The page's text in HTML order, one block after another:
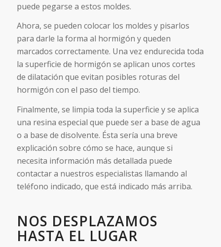
puede pegarse a estos moldes.
Ahora, se pueden colocar los moldes y pisarlos
para darle la forma al hormigón y queden
marcados correctamente. Una vez endurecida toda
la superficie de hormigón se aplican unos cortes
de dilatación que evitan posibles roturas del
hormigón con el paso del tiempo.
Finalmente, se limpia toda la superficie y se aplica
una resina especial que puede ser a base de agua
o a base de disolvente. Ésta sería una breve
explicación sobre cómo se hace, aunque si
necesita información más detallada puede
contactar a nuestros especialistas llamando al
teléfono indicado, que está indicado más arriba.
NOS DESPLAZAMOS
HASTA EL LUGAR